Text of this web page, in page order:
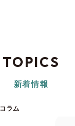
TOPICS
新着情報
コラム